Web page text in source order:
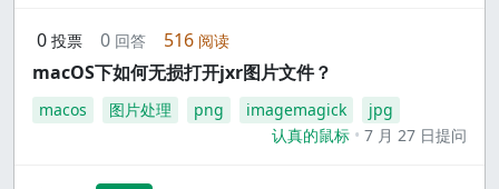
0 投票 0 回答 516 阅读
macOS下如何无损打开jxr图片文件？
macos 图片处理 png imagemagick
jpg
认真的鼠标
7 月 27 日提问